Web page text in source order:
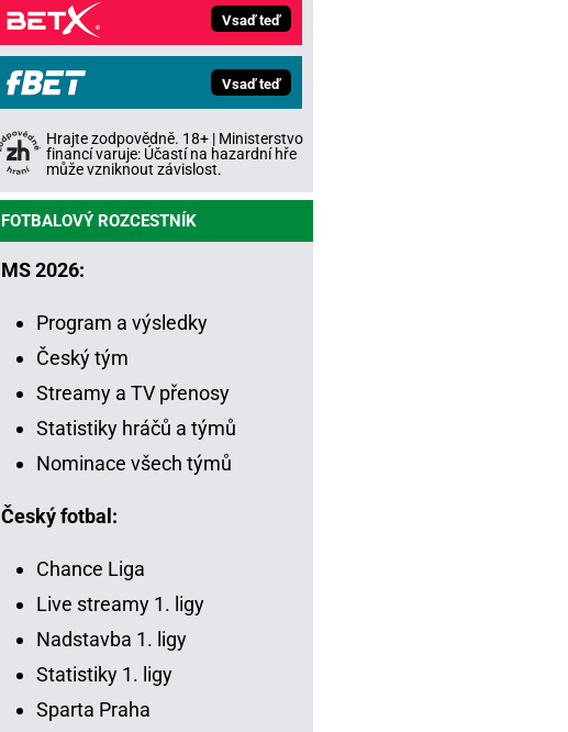
Vsaď teď
Vsaď teď
Hrajte zodpovědně. 18+ | Ministerstvo
financí varuje: Účastí na hazardní hře
může vzniknout závislost.
FOTBALOVÝ ROZCESTNÍK
MS 2026:
Program a výsledky
Český tým
Streamy a TV přenosy
Statistiky hráčů a týmů
Nominace všech týmů
Český fotbal:
Chance Liga
Live streamy 1. ligy
Nadstavba 1. ligy
Statistiky 1. ligy
Sparta Praha